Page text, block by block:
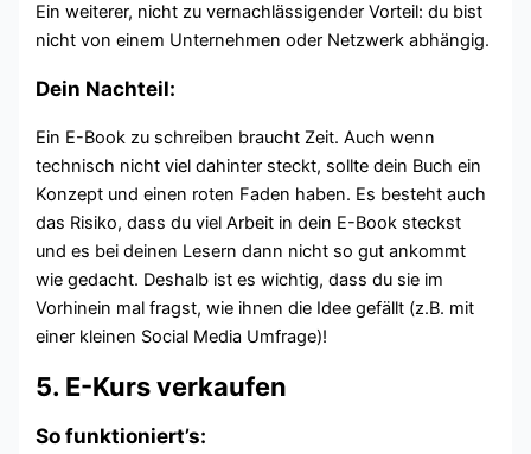
Ein weiterer, nicht zu vernachlässigender Vorteil: du bist
nicht von einem Unternehmen oder Netzwerk abhängig.
Dein Nachteil:
Ein E-Book zu schreiben braucht Zeit. Auch wenn
technisch nicht viel dahinter steckt, sollte dein Buch ein
Konzept und einen roten Faden haben. Es besteht auch
das Risiko, dass du viel Arbeit in dein E-Book steckst
und es bei deinen Lesern dann nicht so gut ankommt
wie gedacht. Deshalb ist es wichtig, dass du sie im
Vorhinein mal fragst, wie ihnen die Idee gefällt (z.B. mit
einer kleinen Social Media Umfrage)!
5. E-Kurs verkaufen
So funktioniert’s: